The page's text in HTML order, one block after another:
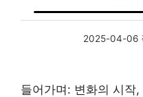
2025-04-06
들어가며: 변화의 시작